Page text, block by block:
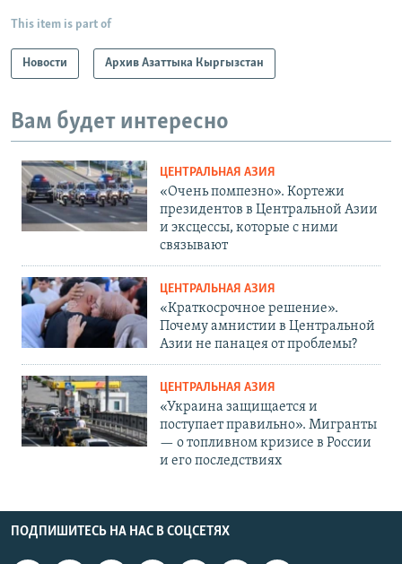
This item is part of
Новости Архив Азаттыка Кыргызстан
Вам будет интересно
ЦЕНТРАЛЬНАЯ АЗИЯ
«Очень помпезно». Кортежи
президентов в Центральной Азии
и эксцессы, которые с ними
связывают
ЦЕНТРАЛЬНАЯ АЗИЯ
«Краткосрочное решение».
Почему амнистии в Центральной
Азии не панацея от проблемы?
ЦЕНТРАЛЬНАЯ АЗИЯ
«Украина защищается и
поступает правильно». Мигранты
— о топливном кризисе в России
и его последствиях
ПОДПИШИТЕСЬ НА НАС В СОЦСЕТЯХ